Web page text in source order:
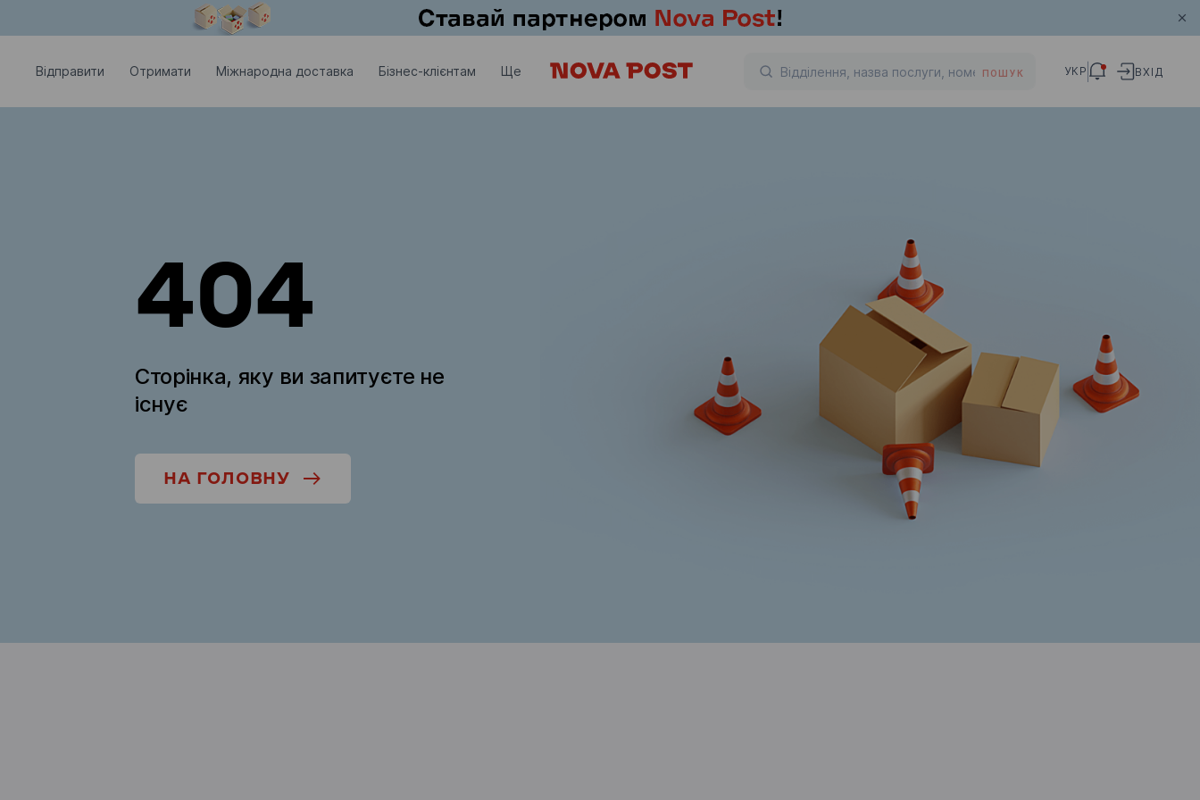
Відправити Отримати Міжнародна доставка Бізнес-клієнтам Ще ПОШУК УКР ВХІД
404
Сторінка, яку ви запитуєте не
існує
НА ГОЛОВНУ